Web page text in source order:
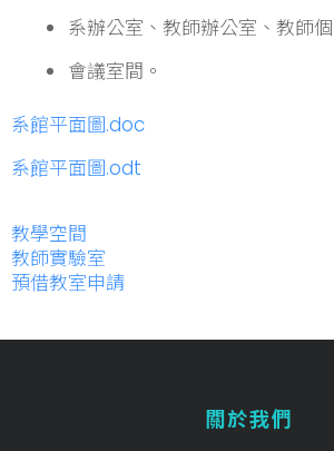
系辦公室、教師辦公室、教師
會議室間。
系館平面圖.doc
系館平面圖.odt
教學空間
教師實驗室
預借教室申請
關於我們